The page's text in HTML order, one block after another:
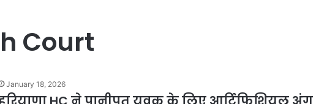
Court
January 18, 2026